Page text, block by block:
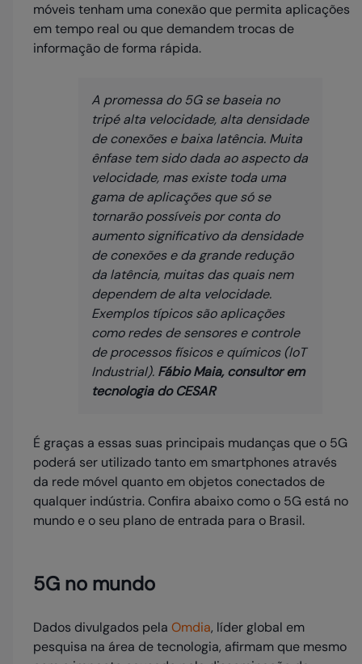
móveis tenham uma conexão que permita aplicações
em tempo real ou que demandem trocas de
informação de forma rápida.
A promessa do 5G se baseia no
tripé alta velocidade, alta densidade
de conexões e baixa latência. Muita
ênfase tem sido dada ao aspecto da
velocidade, mas existe toda uma
gama de aplicações que só se
tornarão possíveis por conta do
aumento significativo da densidade
de conexões e da grande redução
da latência, muitas das quais nem
dependem de alta velocidade.
Exemplos típicos são aplicações
como redes de sensores e controle
de processos físicos e químicos (IoT
Industrial). Fábio Maia, consultor em
tecnologia do CESAR
É graças a essas suas principais mudanças que o 5G
poderá ser utilizado tanto em smartphones através
da rede móvel quanto em objetos conectados de
qualquer indústria. Confira abaixo como o 5G está no
mundo e o seu plano de entrada para o Brasil.
5G no mundo
Dados divulgados pela Omdia, líder global em
pesquisa na área de tecnologia, afirmam que mesmo